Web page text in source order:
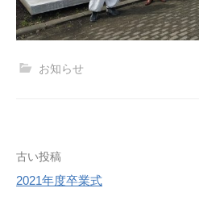
お知らせ
投
稿
古い投稿
2021年度卒業式